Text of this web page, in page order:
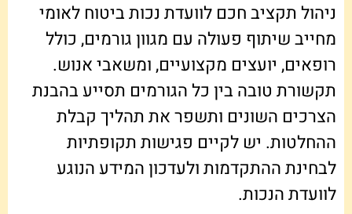
ניהול תקציב חכם לוועדת נכות ביטוח לאומי
מחייב שיתוף פעולה עם מגוון גורמים, כולל
רופאים, יועצים מקצועיים, ומשאבי אנוש.
תקשורת טובה בין כל הגורמים תסייע בהבנת
הצרכים השונים ותשפר את תהליך קבלת
ההחלטות. יש לקיים פגישות תקופתיות
לבחינת ההתקדמות ולעדכון המידע הנוגע
לוועדת הנכות.